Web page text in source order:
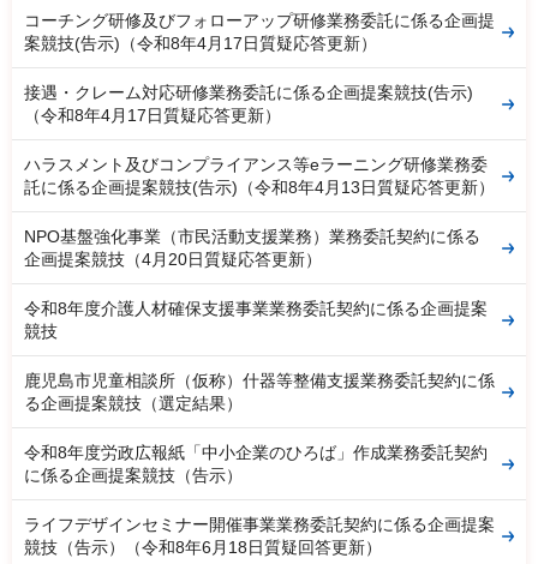
コーチング研修及びフォローアップ研修業務委託に係る企画提
案競技(告示)（令和8年4月17日質疑応答更新）
接遇・クレーム対応研修業務委託に係る企画提案競技(告示)
（令和8年4月17日質疑応答更新）
ハラスメント及びコンプライアンス等eラーニング研修業務委
託に係る企画提案競技(告示)（令和8年4月13日質疑応答更新）
NPO基盤強化事業（市民活動支援業務）業務委託契約に係る
企画提案競技（4月20日質疑応答更新）
令和8年度介護人材確保支援事業業務委託契約に係る企画提案
競技
鹿児島市児童相談所（仮称）什器等整備支援業務委託契約に係
る企画提案競技（選定結果）
令和8年度労政広報紙「中小企業のひろば」作成業務委託契約
に係る企画提案競技（告示）
ライフデザインセミナー開催事業業務委託契約に係る企画提案
競技（告示）（令和8年6月18日質疑回答更新）